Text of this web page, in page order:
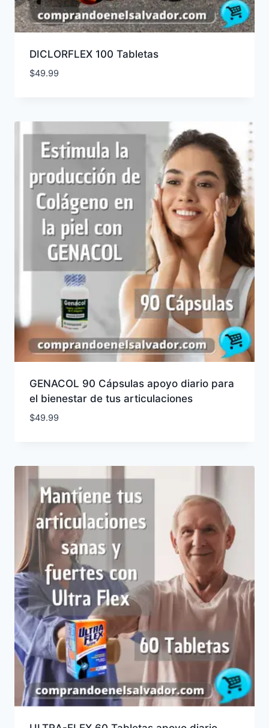
DICLORFLEX 100 Tabletas
$49.99
GENACOL 90 Cápsulas apoyo diario para
el bienestar de tus articulaciones
$49.99